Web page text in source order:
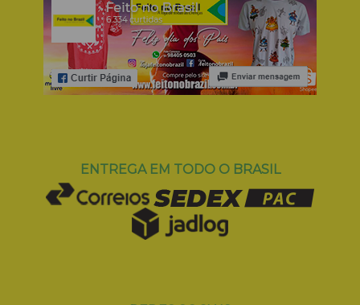
ENTREGA EM TODO O BRASIL